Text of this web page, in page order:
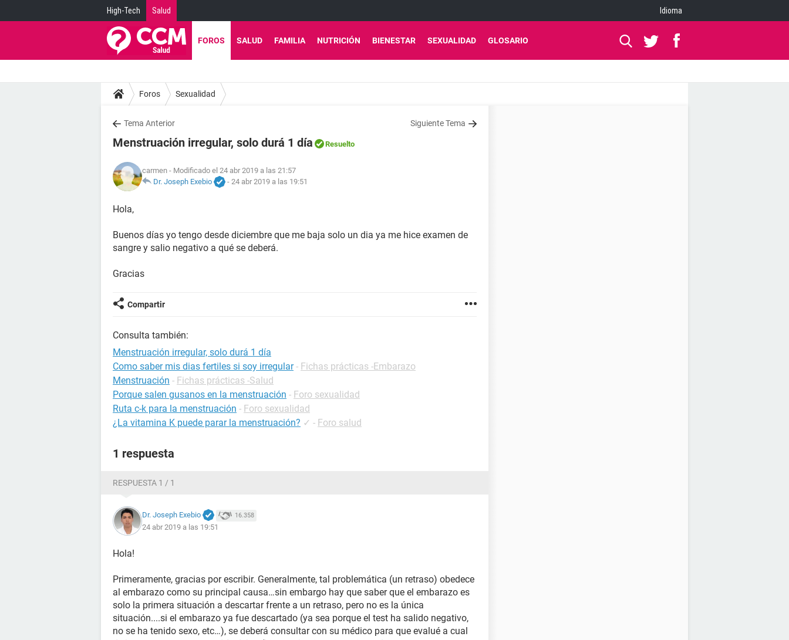
High-Tech Salud Idioma
FOROS SALUD FAMILIA NUTRICIÓN BIENESTAR SEXUALIDAD GLOSARIO
Foros Sexualidad
Tema Anterior Siguiente Tema
Menstruación irregular, solo durá 1 día Resuelto
carmen - Modificado el 24 abr 2019 a las 21:57
Dr. Joseph Exebio
- 24 abr 2019 a las 19:51
Hola,
Buenos días yo tengo desde diciembre que me baja solo un dia ya me hice examen de
sangre y salio negativo a qué se deberá.
Gracias
Compartir
Consulta también:
Menstruación irregular, solo durá 1 día
Como saber mis dias fertiles si soy irregular - Fichas prácticas -Embarazo
Menstruación - Fichas prácticas -Salud
Porque salen gusanos en la menstruación - Foro sexualidad
Ruta c-k para la menstruación - Foro sexualidad
¿La vitamina K puede parar la menstruación? ✓ - Foro salud
1 respuesta
RESPUESTA 1 / 1
Dr. Joseph Exebio 16.358
24 abr 2019 a las 19:51
Hola!
Primeramente, gracias por escribir. Generalmente, tal problemática (un retraso) obedece
al embarazo como su principal causa…sin embargo hay que saber que el embarazo es
solo la primera situación a descartar frente a un retraso, pero no es la única
situación....si el embarazo ya fue descartado (ya sea porque el test ha salido negativo,
no se ha tenido sexo, etc…), se deberá consultar con su médico para que evalué a cual